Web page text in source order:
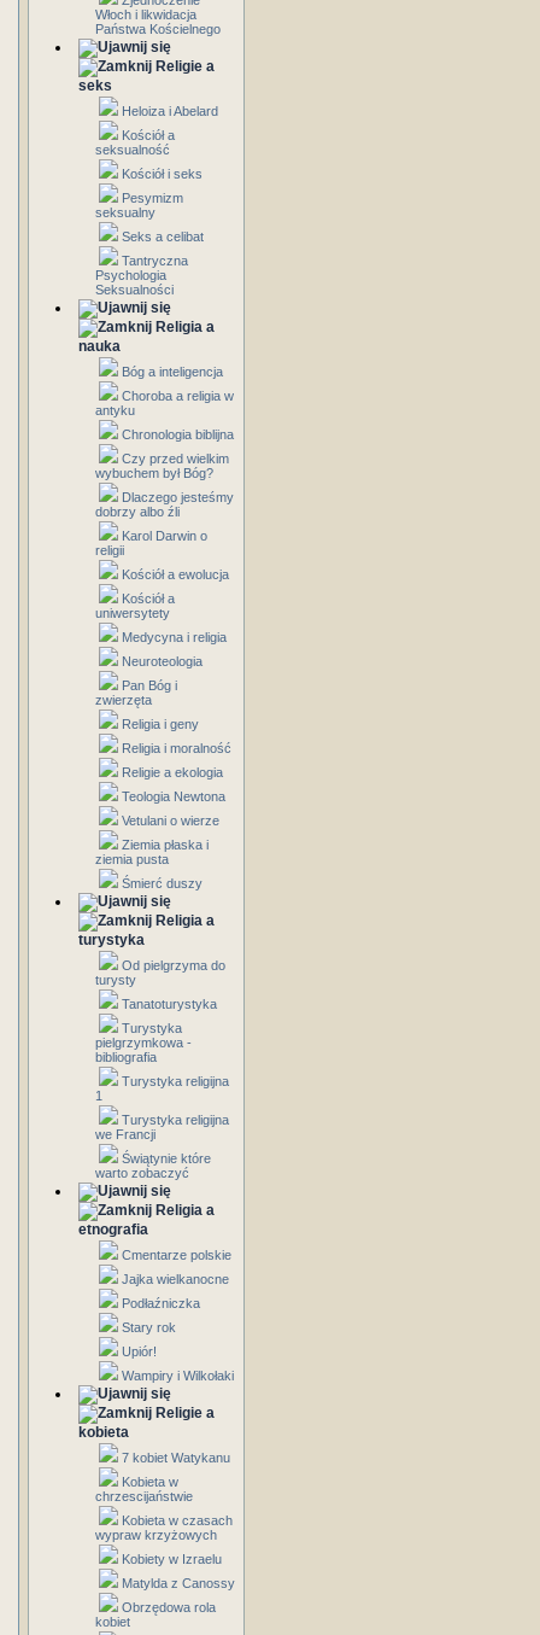
Włoch i likwidacja
Państwa Kościelnego
Religie a
seks
Heloiza i Abelard
Kościół a
seksualność
Kościół i seks
Pesymizm
seksualny
Seks a celibat
Tantryczna
Psychologia
Seksualności
Religia a
nauka
Bóg a inteligencja
Choroba a religia w
antyku
Chronologia biblijna
Czy przed wielkim
wybuchem był Bóg?
Dlaczego jesteśmy
dobrzy albo źli
Karol Darwin o
religii
Kościół a ewolucja
Kościół a
uniwersytety
Medycyna i religia
Neuroteologia
Pan Bóg i
zwierzęta
Religia i geny
Religia i moralność
Religie a ekologia
Teologia Newtona
Vetulani o wierze
Ziemia płaska i
ziemia pusta
Śmierć duszy
Religia a
turystyka
Od pielgrzyma do
turysty
Tanatoturystyka
Turystyka
pielgrzymkowa -
bibliografia
Turystyka religijna
1
Turystyka religijna
we Francji
Świątynie które
warto zobaczyć
Religia a
etnografia
Cmentarze polskie
Jajka wielkanocne
Podłaźniczka
Stary rok
Upiór!
Wampiry i Wilkołaki
Religie a
kobieta
7 kobiet Watykanu
Kobieta w
chrzescijaństwie
Kobieta w czasach
wypraw krzyżowych
Kobiety w Izraelu
Matylda z Canossy
Obrzędowa rola
kobiet